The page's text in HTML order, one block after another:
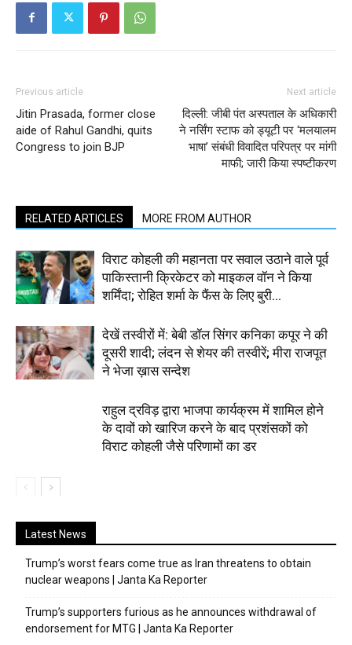
Previous article
Jitin Prasada, former close
aide of Rahul Gandhi, quits
Congress to join BJP
Next article
दिल्ली: जीबी पंत अस्पताल के अधिकारी
ने नर्सिंग स्टाफ को ड्यूटी पर ‘मलयालम
भाषा’ संबंधी विवादित परिपत्र पर मांगी
माफी; जारी किया स्पष्टीकरण
RELATED ARTICLES MORE FROM AUTHOR
विराट कोहली की महानता पर सवाल उठाने वाले पूर्व
पाकिस्तानी क्रिकेटर को माइकल वॉन ने किया
शर्मिंदा; रोहित शर्मा के फैंस के लिए बुरी...
देखें तस्वीरों में: बेबी डॉल सिंगर कनिका कपूर ने की
दूसरी शादी; लंदन से शेयर की तस्वीरें; मीरा राजपूत
ने भेजा ख़ास सन्देश
राहुल द्रविड़ द्वारा भाजपा कार्यक्रम में शामिल होने
के दावों को खारिज करने के बाद प्रशंसकों को
विराट कोहली जैसे परिणामों का डर
Latest News
Trump’s worst fears come true as Iran threatens to obtain
nuclear weapons | Janta Ka Reporter
Trump’s supporters furious as he announces withdrawal of
endorsement for MTG | Janta Ka Reporter